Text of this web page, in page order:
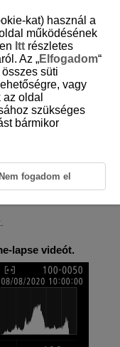
(3840 × 2160)
lapse videót.
kat) használ a
működésének
Itt részletes
Az „Elfogadom“
süti
vagy
oldal
szükséges
bármikor
Nem fogadom el